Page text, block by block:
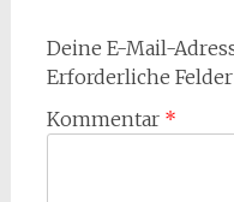
Deine E-Mail-
Erforderliche
Kommentar *